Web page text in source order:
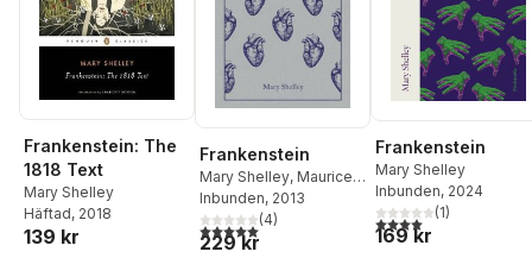
Frankenstein: The
1818 Text
Mary Shelley
Häftad, 2018
139 kr
Frankenstein
Mary Shelley, Maurice
Hindle
Inbunden, 2013
5,0utav 5 stjärnor. Totalt antal röster:
(4)
229 kr
Frankenstein
Mary Shelley
Inbunden, 2024
4,0utav 5 stjärnor.
(1)
169 kr